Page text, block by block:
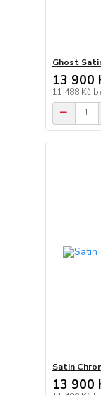
Ghost
13 900
11 488 Kč
Satin
13 900